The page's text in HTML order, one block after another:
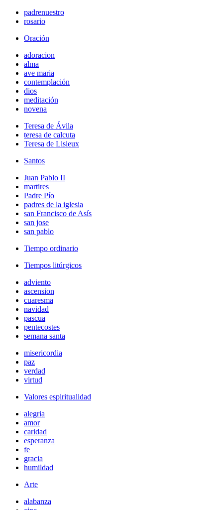
padrenuestro
rosario
Oración
adoracion
alma
ave maria
contemplación
dios
meditación
novena
Teresa de Ávila
teresa de calcuta
Teresa de Lisieux
Santos
Juan Pablo II
martires
Padre Pío
padres de la iglesia
san Francisco de Asís
san jose
san pablo
Tiempo ordinario
Tiempos litúrgicos
adviento
ascension
cuaresma
navidad
pascua
pentecostes
semana santa
misericordia
paz
verdad
virtud
Valores espiritualidad
alegria
amor
caridad
esperanza
fe
gracia
humildad
Arte
alabanza